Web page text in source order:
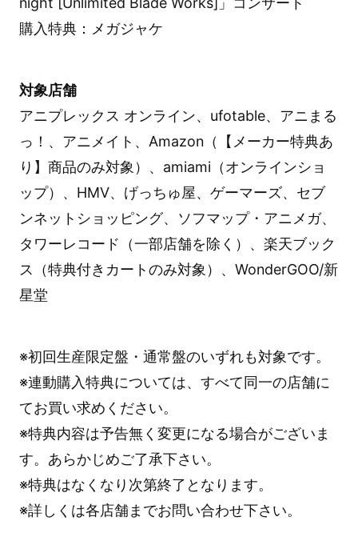
購入特典：メガジャケ
対象店舗
アニプレックス オンライン、ufotable、アニまる
っ！、アニメイト、Amazon（【メーカー特典あ
り】商品のみ対象）、amiami（オンラインショ
ップ）、HMV、げっちゅ屋、ゲーマーズ、セブ
ンネットショッピング、ソフマップ・アニメガ、
タワーレコード（一部店舗を除く）、楽天ブック
ス（特典付きカートのみ対象）、WonderGOO/新
星堂
※初回生産限定盤・通常盤のいずれも対象です。
※連動購入特典については、すべて同一の店舗に
てお買い求めください。
※特典内容は予告無く変更になる場合がございま
す。あらかじめご了承下さい。
※特典はなくなり次第終了となります。
※詳しくは各店舗までお問い合わせ下さい。